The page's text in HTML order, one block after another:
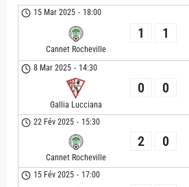
15 Mar 2025 - 18:00
Cannet Rocheville
1 1
8 Mar 2025 - 14:30
Gallia Lucciana
0 0
22 Fév 2025 - 15:30
Cannet Rocheville
2 0
15 Fév 2025 - 17:00